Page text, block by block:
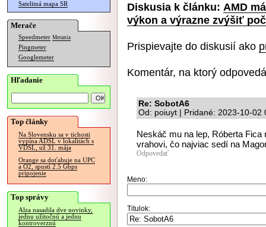
Satelitná mapa SR
Merače
Speedmeter Merania
Pingmeter
Googlemeter
Hľadanie
Top články
Na Slovensku sa v tichosti
vypína ADSL v lokalitách s
VDSL, už 31. mája
Orange sa doťahuje na UPC
a O2, spustí 2.5 Gbps
pripojenie
Top správy
Alza nasadila dve novinky,
jednu užitočnú a jednu
kontroverznú
Diskusia k článku: AMD
výkon a výrazne zvýšiť
Prispievajte do diskusií ako
Komentár, na ktorý
Re: SobotA6
Od: poiuyt | Pridané: 2023-10-02
Neskáč mu na lep, Róberta
vrahovi, čo najviac sedí na
Odpovedať
Meno:
Titulok: